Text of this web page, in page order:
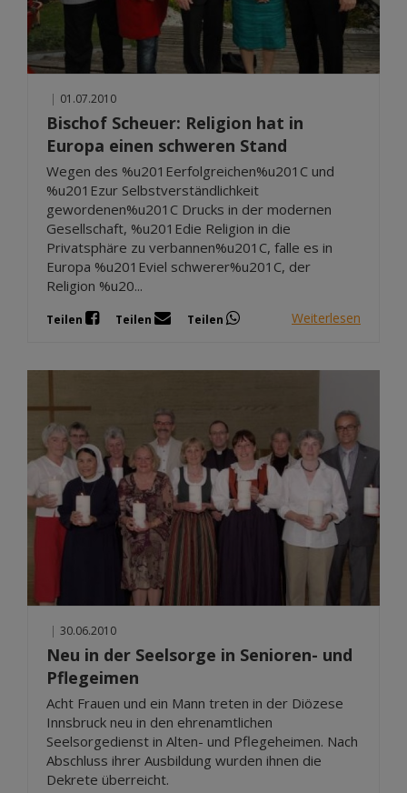
Jan 2026
Dez 2025
Nov 2025
| 01.07.2010
Bischof Scheuer: Religion hat in
Europa einen schweren Stand
Wegen des %u201Eerfolgreichen%u201C und
%u201Ezur Selbstverständlichkeit
gewordenen%u201C Drucks in der modernen
Gesellschaft, %u201Edie Religion in die
Privatsphäre zu verbannen%u201C, falle es in
Europa %u201Eviel schwerer%u201C, der
Religion %u20...
Teilen Teilen Teilen Weiterlesen
| 30.06.2010
Neu in der Seelsorge in Senioren- und
Pflegeimen
Acht Frauen und ein Mann treten in der Diözese
Innsbruck neu in den ehrenamtlichen
Seelsorgedienst in Alten- und Pflegeheimen. Nach
Abschluss ihrer Ausbildung wurden ihnen die
Dekrete überreicht.